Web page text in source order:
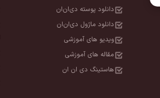
دانلود پوسته دی‌ان‌ان
دانلود ماژول دی‌ان‌ان
ویدیو های آموزشی
مقاله های آموزشی
هاستینگ دی ان ان